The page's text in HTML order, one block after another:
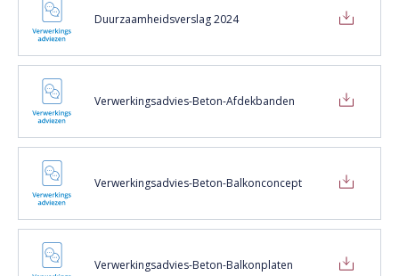
Certificaten (11)
Verwerkingsadviezen (32)
Voorwaarden (3)
Diversen (5)
Prestatieverklaringen (12)
Productspecificaties (8)
Revit Plugin (2)
Duurzaamheidsverslag 2024
Verwerkingsadvies-Beton-Afdekbanden
Verwerkingsadvies-Beton-Balkonconcept
Verwerkingsadvies-Beton-Balkonplaten